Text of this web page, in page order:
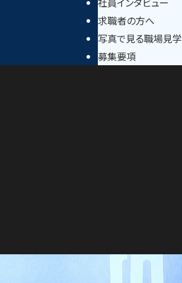
求職者の方へ
写真で見る職場見学
募集要項